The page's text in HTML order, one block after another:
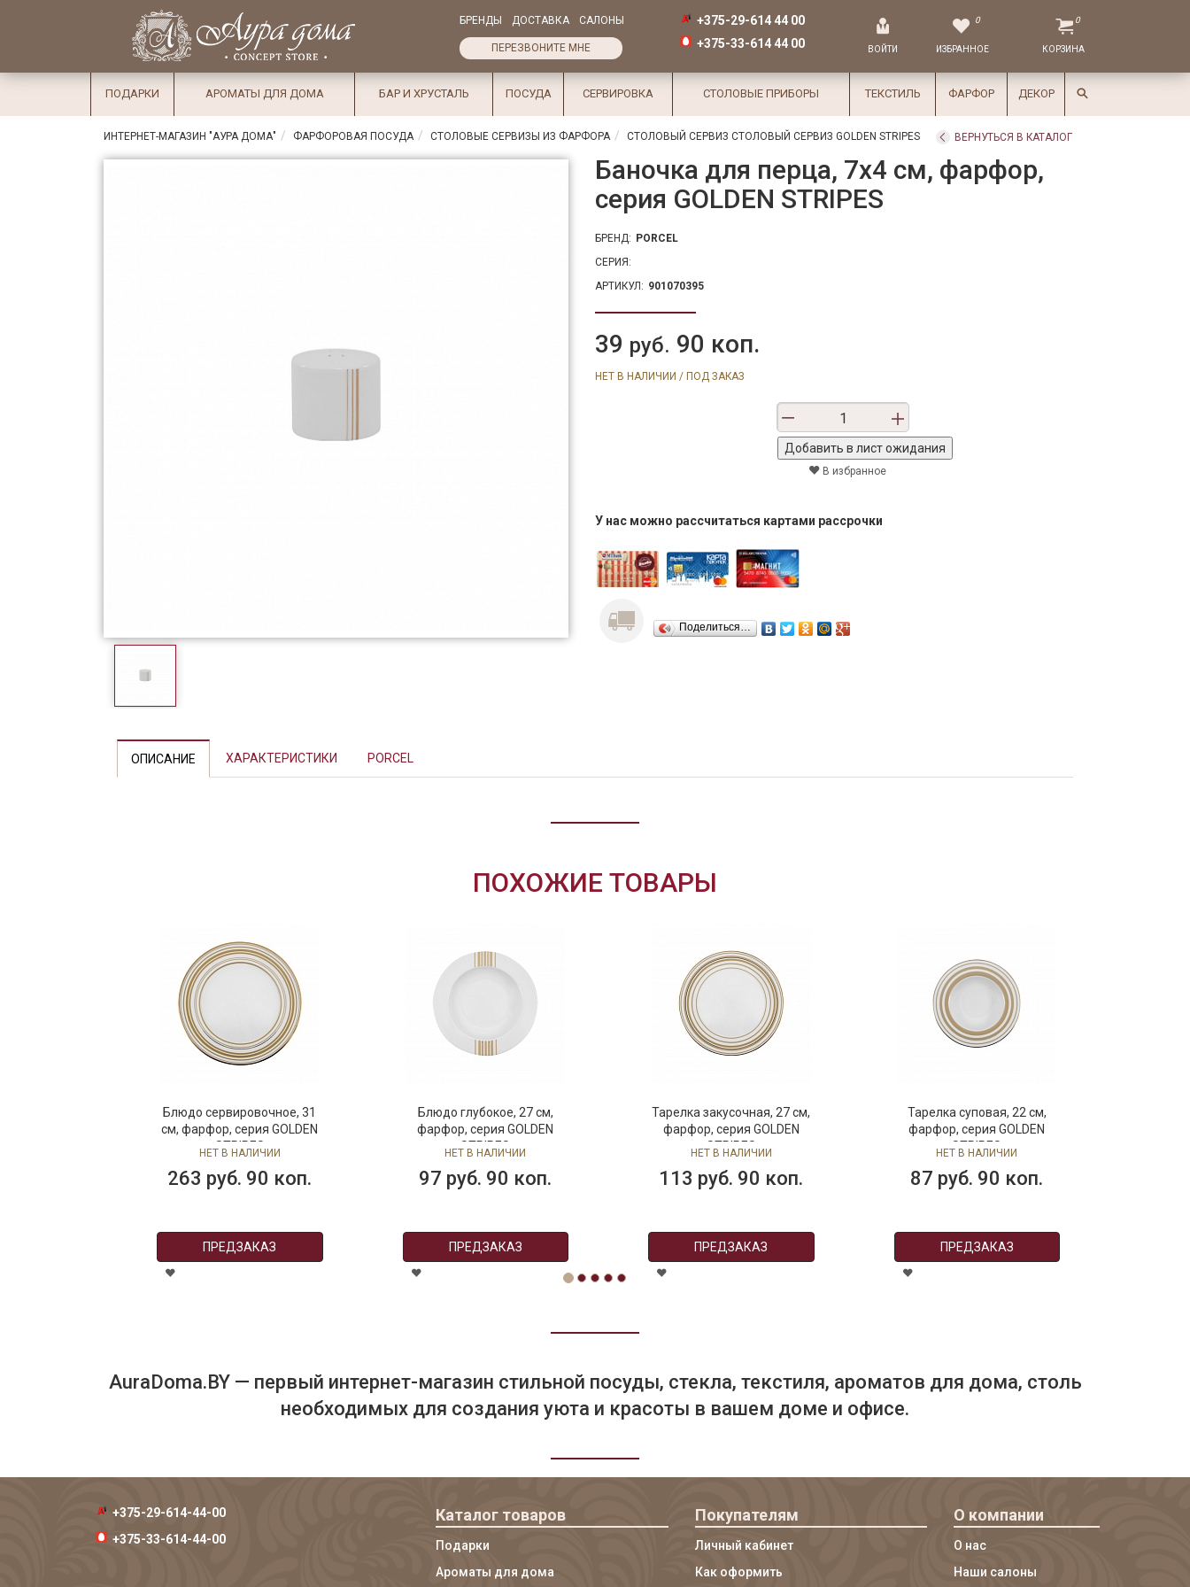
Избранное
×
СалоныДоставка
Оплата
Подарки
Ароматы
для дома
БРЕНДЫ ДОСТАВКА САЛОНЫ
ПЕРЕЗВОНИТЕ МНЕ
+375-29-614 44 00
+375-33-614 44 00
ВОЙТИ
0
ИЗБРАННОЕ
0
КОРЗИНА
ПОДАРКИ АРОМАТЫ ДЛЯ ДОМА БАР И ХРУСТАЛЬ ПОСУДА СЕРВИРОВКА СТОЛОВЫЕ ПРИБОРЫ ТЕКСТИЛЬ ФАРФОР ДЕКОР
ИНТЕРНЕТ-МАГАЗИН "АУРА ДОМА" ФАРФОРОВАЯ ПОСУДА СТОЛОВЫЕ СЕРВИЗЫ ИЗ ФАРФОРА СТОЛОВЫЙ СЕРВИЗ СТОЛОВЫЙ СЕРВИЗ GOLDEN STRIPES ВЕРНУТЬСЯ В КАТАЛОГ
Баночка для перца, 7х4 см, фарфор,
серия GOLDEN STRIPES
БРЕНД: PORCEL
СЕРИЯ:
АРТИКУЛ: 901070395
39 руб. 90 коп.
НЕТ В НАЛИЧИИ / ПОД ЗАКАЗ
В избранное
У нас можно рассчитаться картами рассрочки
Поделиться…
ОПИСАНИЕ ХАРАКТЕРИСТИКИ PORCEL
ПОХОЖИЕ ТОВАРЫ
Блюдо сервировочное, 31
см, фарфор, серия GOLDEN
STRIPES
НЕТ В НАЛИЧИИ
263 руб. 90 коп.
ПРЕДЗАКАЗ
Блюдо глубокое, 27 см,
фарфор, серия GOLDEN
STRIPES
НЕТ В НАЛИЧИИ
97 руб. 90 коп.
ПРЕДЗАКАЗ
Тарелка закусочная, 27 см,
фарфор, серия GOLDEN
STRIPES
НЕТ В НАЛИЧИИ
113 руб. 90 коп.
ПРЕДЗАКАЗ
Тарелка суповая, 22 см,
фарфор, серия GOLDEN
STRIPES
НЕТ В НАЛИЧИИ
87 руб. 90 коп.
ПРЕДЗАКАЗ
AuraDoma.BY — первый интернет-магазин стильной посуды, стекла, текстиля, ароматов для дома, столь
необходимых для создания уюта и красоты в вашем доме и офисе.
+375-29-614-44-00
+375-33-614-44-00
Каталог товаров
Подарки
Ароматы для дома
Покупателям
Личный кабинет
Как оформить
О компании
О нас
Наши салоны